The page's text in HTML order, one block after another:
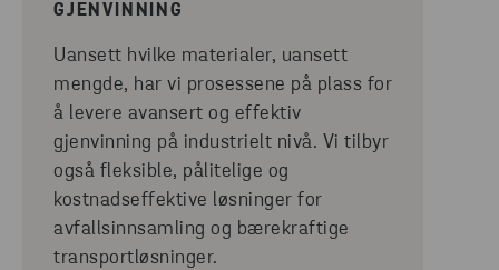
GJENVINNING
Uansett hvilke materialer, uansett
mengde, har vi prosessene på plass for
å levere avansert og effektiv
gjenvinning på industrielt nivå. Vi tilbyr
også fleksible, pålitelige og
kostnadseffektive løsninger for
avfallsinnsamling og bærekraftige
transportløsninger.